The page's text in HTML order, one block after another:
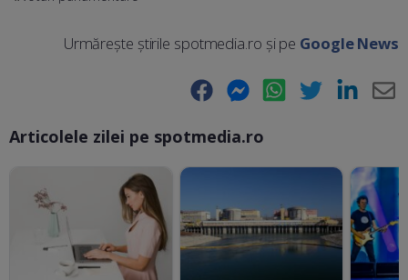
Urmărește știrile spotmedia.ro și pe Google News
Facebook Messenger WhatsApp Twitter LinkedIn
Articolele zilei pe spotmedia.ro